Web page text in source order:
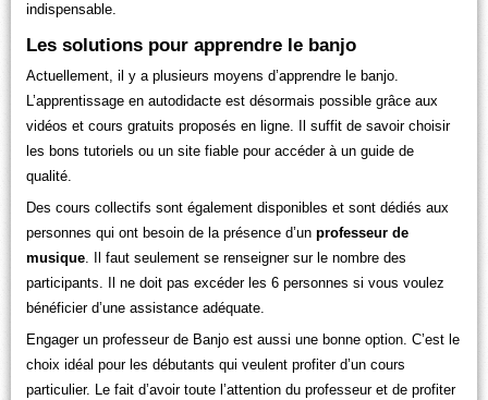
indispensable.
Les solutions pour apprendre le banjo
Actuellement, il y a plusieurs moyens d’apprendre le banjo.
L’apprentissage en autodidacte est désormais possible grâce aux
vidéos et cours gratuits proposés en ligne. Il suffit de savoir choisir
les bons tutoriels ou un site fiable pour accéder à un guide de
qualité.
Des cours collectifs sont également disponibles et sont dédiés aux
personnes qui ont besoin de la présence d’unprofesseur de
musique. Il faut seulement se renseigner sur le nombre des
participants. Il ne doit pas excéder les 6 personnes si vous voulez
bénéficier d’une assistance adéquate.
Engager un professeur de Banjo est aussi une bonne option. C’est le
choix idéal pour les débutants qui veulent profiter d’un cours
particulier. Le fait d’avoir toute l’attention du professeur et de profiter